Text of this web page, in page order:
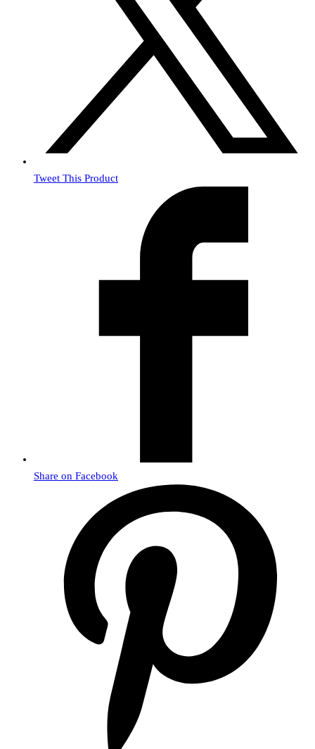
Tweet This Product
Share on Facebook